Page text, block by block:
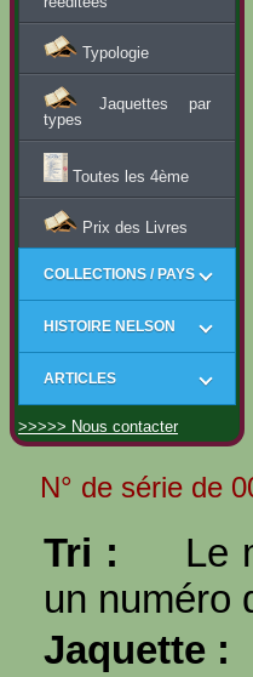
Typologie
Jaquettes par
types
Toutes les 4ème
Prix des Livres
COLLECTIONS / PAYS
HISTOIRE NELSON
ARTICLES
>>>>> Nous contacter
N° de série de
Tri :
Le
un numéro
Jaquette :